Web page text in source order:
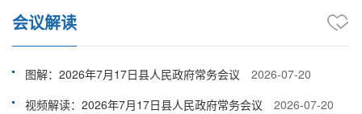
会议解读
图解：2026年7月17日县人民政府常务会议
2026-07-20
视频解读：2026年7月17日县人民政府常务会议
2026-07-20